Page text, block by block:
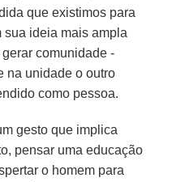
que existimos para
sua ideia mais ampla
comunidade -
na unidade o outro
como pessoa.
gesto que implica
pensar uma educação
o homem para